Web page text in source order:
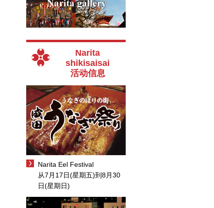
Narita
shikisaisai
活动信息
Narita Eel Festival
从7月17日(星期五)到8月30
日(星期日)